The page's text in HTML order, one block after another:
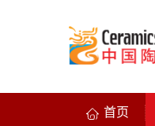
首页